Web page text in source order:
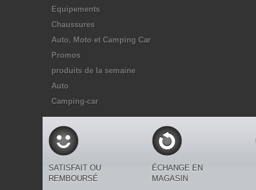
Equipements
Chaussures
Auto, Moto et Camping Car
Promos
produits de la semaine
Auto
Camping-car
SATISFAIT OU
REMBOURSÉ
ÉCHANGE EN
MAGASIN